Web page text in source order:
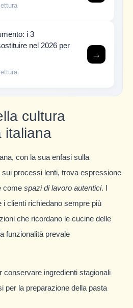
i 3
nel 2026 per
→
cultura
italiana
con la sua enfasi sulla
sui processi lenti, trova espressione
come spazi di lavoro autentici. I
clienti richiedano sempre più
che ricordano le cucine delle
funzionalità prevale
conservare ingredienti stagionali
per la preparazione della pasta